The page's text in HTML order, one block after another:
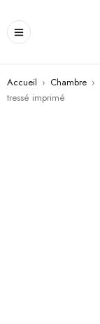
Accueil › Chambre ›
tressé imprimé